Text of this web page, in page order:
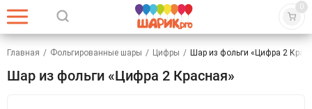
0
Главная / Фольгированные шары / Цифры / Шар из фольги «Цифра 2
Шар из фольги «Цифра 2 Красная»